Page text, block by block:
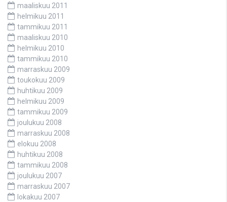
maaliskuu 2011
helmikuu 2011
tammikuu 2011
maaliskuu 2010
helmikuu 2010
tammikuu 2010
marraskuu 2009
toukokuu 2009
huhtikuu 2009
helmikuu 2009
tammikuu 2009
joulukuu 2008
marraskuu 2008
elokuu 2008
huhtikuu 2008
tammikuu 2008
joulukuu 2007
marraskuu 2007
lokakuu 2007